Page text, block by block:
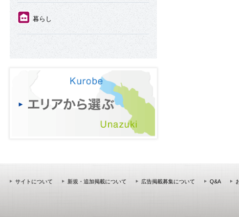
⑪ 暮らし
サイトについて 新規・追加掲載について 広告掲載募集について Q&A